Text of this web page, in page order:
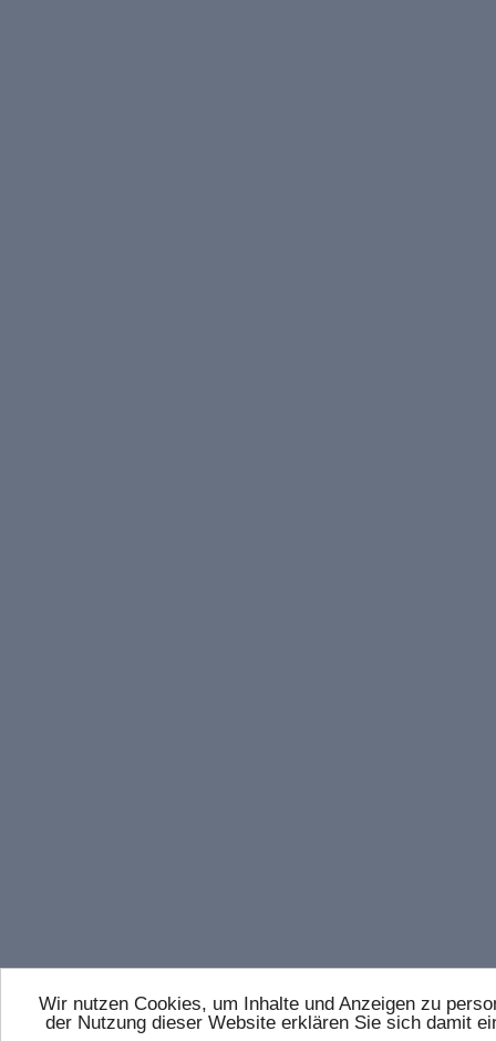
Wir nutzen Cookies, um Inhalte und Anzeigen zu
der Nutzung dieser Website erklären Sie sich damit